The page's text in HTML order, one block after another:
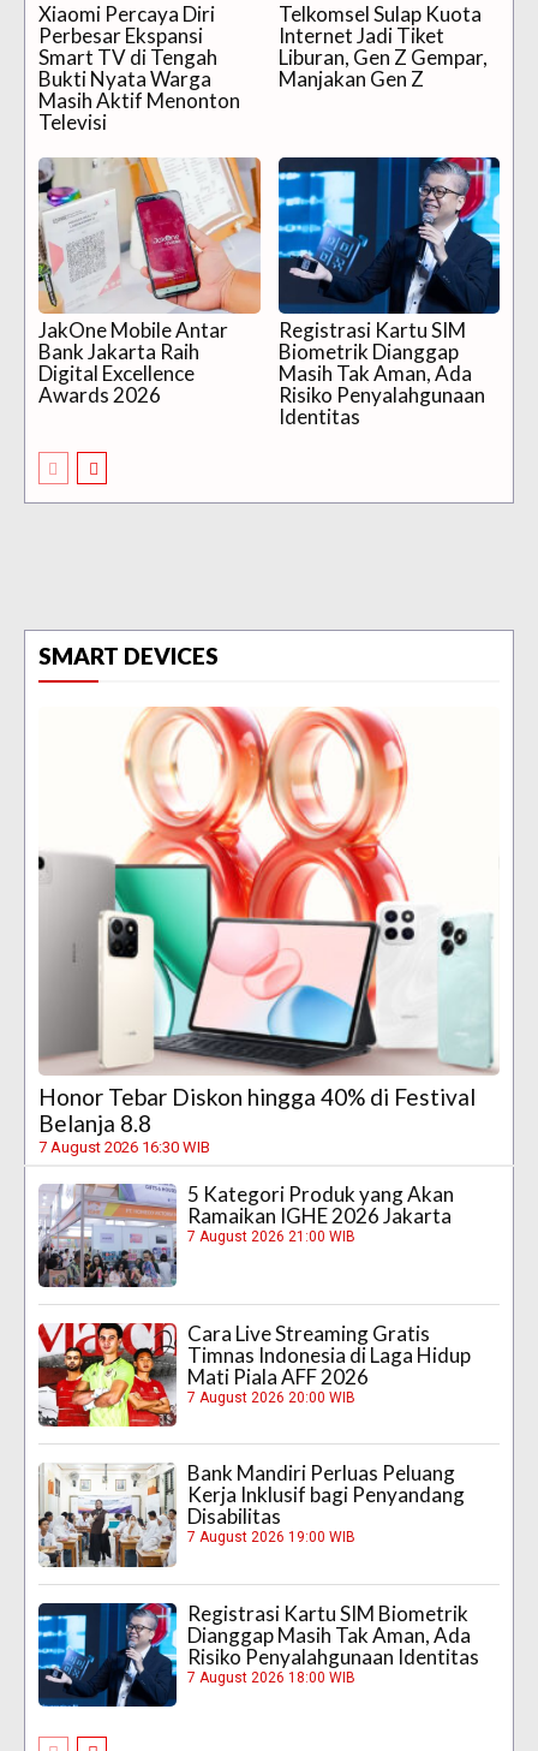
Xiaomi Percaya Diri
Perbesar Ekspansi
Smart TV di Tengah
Bukti Nyata Warga
Masih Aktif Menonton
Televisi
Telkomsel Sulap Kuota
Internet Jadi Tiket
Liburan, Gen Z Gempar,
Manjakan Gen Z
JakOne Mobile Antar
Bank Jakarta Raih
Digital Excellence
Awards 2026
Registrasi Kartu SIM
Biometrik Dianggap
Masih Tak Aman, Ada
Risiko Penyalahgunaan
Identitas
SMART DEVICES
Honor Tebar Diskon hingga 40% di Festival
Belanja 8.8
7 August 2026 16:30 WIB
5 Kategori Produk yang Akan
Ramaikan IGHE 2026 Jakarta
7 August 2026 21:00 WIB
Cara Live Streaming Gratis
Timnas Indonesia di Laga Hidup
Mati Piala AFF 2026
7 August 2026 20:00 WIB
Bank Mandiri Perluas Peluang
Kerja Inklusif bagi Penyandang
Disabilitas
7 August 2026 19:00 WIB
Registrasi Kartu SIM Biometrik
Dianggap Masih Tak Aman, Ada
Risiko Penyalahgunaan Identitas
7 August 2026 18:00 WIB